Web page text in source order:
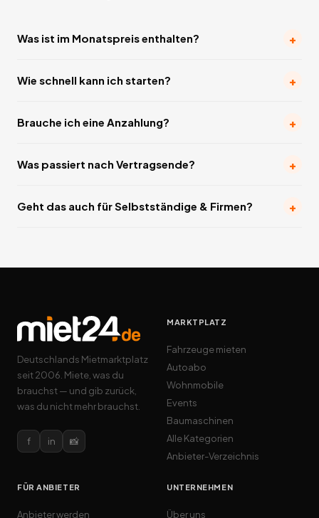
Was ist im Monatspreis enthalten? +
Wie schnell kann ich starten? +
Brauche ich eine Anzahlung? +
Was passiert nach Vertragsende? +
Geht das auch für Selbstständige & Firmen? +
Deutschlands Mietmarktplatz
seit 2006. Miete, was du
brauchst — und gib zurück,
was du nicht mehr brauchst.
f in 📸
MARKTPLATZ
Fahrzeuge mieten
Autoabo
Wohnmobile
Events
Baumaschinen
Alle Kategorien
Anbieter-Verzeichnis
FÜR ANBIETER
Anbieter werden
UNTERNEHMEN
Über uns